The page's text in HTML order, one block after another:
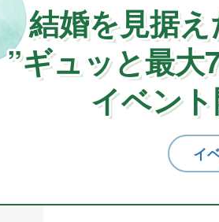
結婚を見据
”ギュッと最大
イベン
イ